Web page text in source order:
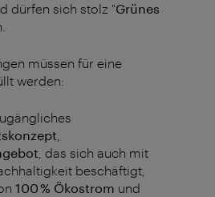
dürfen sich stolz "Grünes
müssen für eine
werden:
, das sich auch mit
beschäftigt,
100 % Ökostrom und